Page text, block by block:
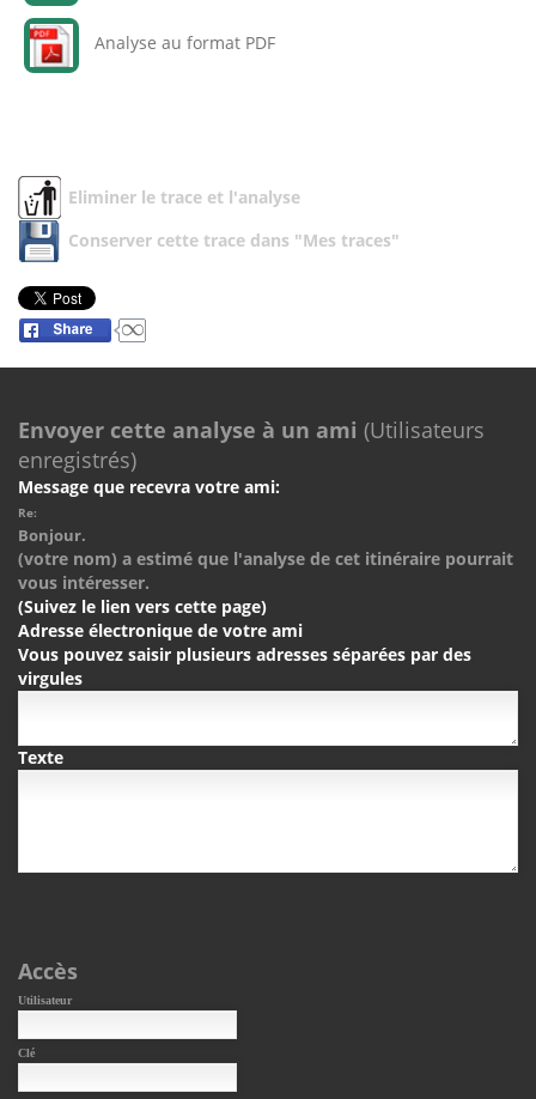
Analyse au format PDF
Eliminer le trace et l'analyse
Conserver cette trace dans "Mes traces"
Envoyer cette analyse à un ami (Utilisateurs
enregistrés)
Message que recevra votre ami:
Re:
Bonjour.
(votre nom) a estimé que l'analyse de cet itinéraire pourrait
vous intéresser.
(Suivez le lien vers cette page)
Adresse électronique de votre ami
Vous pouvez saisir plusieurs adresses séparées par des
virgules
Texte
Accès
Utilisateur
Clé